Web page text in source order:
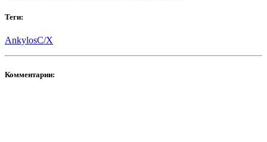
Теги:
AnkylosC/X
Комментарии: